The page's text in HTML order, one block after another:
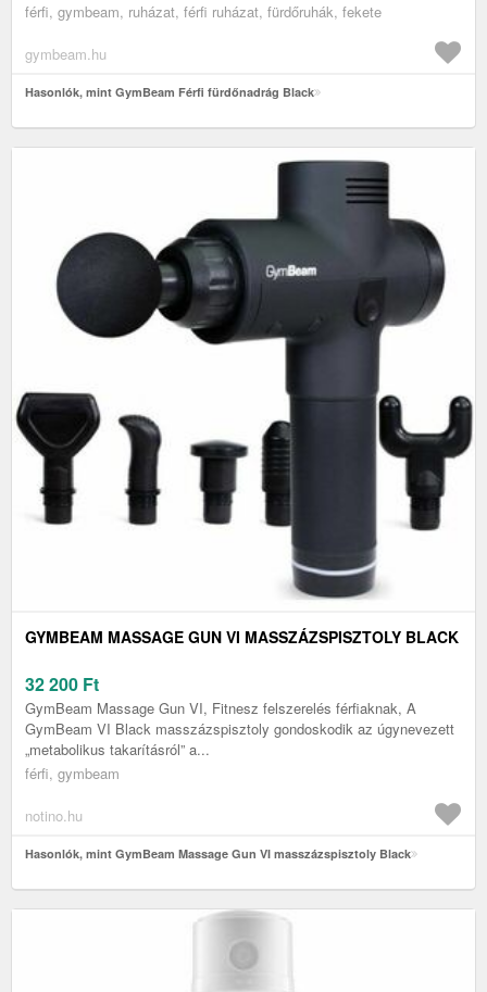
férfi, gymbeam, ruházat, férfi ruházat, fürdőruhák, fekete
gymbeam.hu
Hasonlók, mint GymBeam Férfi fürdőnadrág Black
GYMBEAM MASSAGE GUN VI MASSZÁZSPISZTOLY BLACK
32 200 Ft
GymBeam Massage Gun VI, Fitnesz felszerelés férfiaknak, A
GymBeam VI Black masszázspisztoly gondoskodik az úgynevezett
„metabolikus takarításról” a...
férfi, gymbeam
notino.hu
Hasonlók, mint GymBeam Massage Gun VI masszázspisztoly Black